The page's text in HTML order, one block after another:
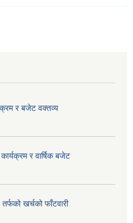
र बजेट वक्तव्य
र वार्षिक बजेट
खर्चको फाँटवारी